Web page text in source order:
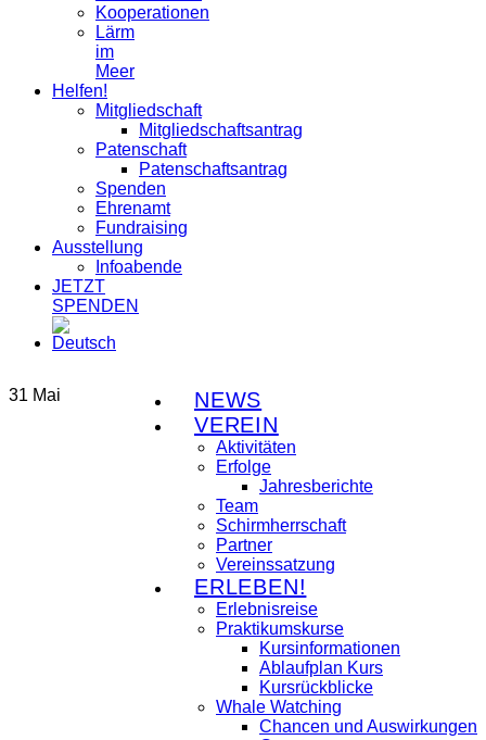
Kooperationen
Lärm
im
Meer
Helfen!
Mitgliedschaft
Mitgliedschaftsantrag
Patenschaft
Patenschaftsantrag
Spenden
Ehrenamt
Fundraising
Ausstellung
Infoabende
JETZT
SPENDEN
NEWS
VEREIN
Aktivitäten
Erfolge
Jahresberichte
Team
Schirmherrschaft
Partner
Vereinssatzung
ERLEBEN!
Erlebnisreise
Praktikumskurse
Kursinformationen
Ablaufplan Kurs
Kursrückblicke
Whale Watching
Chancen und Auswirkungen
31 Mai